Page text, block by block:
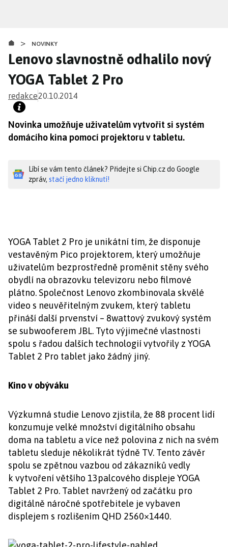
obsahu
> NOVINKY
Lenovo slavnostně odhalilo nový
YOGA Tablet 2 Pro
redakce20.10.2014
Novinka umožňuje uživatelům vytvořit si systém
domácího kina pomocí projektoru v tabletu.
Líbí se vám tento článek? Přidejte si Chip.cz do Google
zpráv, stačí jedno kliknutí!
YOGA Tablet 2 Pro je unikátní tím, že disponuje
vestavěným Pico projektorem, který umožňuje
uživatelům bezprostředně proměnit stěny svého
obydlí na obrazovku televizoru nebo filmové
plátno. Společnost Lenovo zkombinovala skvělé
video s neuvěřitelným zvukem, který tabletu
přináší další prvenství – 8wattový zvukový systém
se subwooferem JBL. Tyto výjimečné vlastnosti
spolu s řadou dalších technologií vytvořily z YOGA
Tablet 2 Pro tablet jako žádný jiný.
Kino v obýváku
Výzkumná studie Lenovo zjistila, že 88 procent lidí
konzumuje velké množství digitálního obsahu
doma na tabletu a více než polovina z nich na svém
tabletu sleduje několikrát týdně TV. Tento závěr
spolu se zpětnou vazbou od zákazníků vedly
k vytvoření většího 13palcového displeje YOGA
Tablet 2 Pro. Tablet navržený od začátku pro
digitálně náročné spotřebitele je vybaven
displejem s rozlišením QHD 2560×1440.